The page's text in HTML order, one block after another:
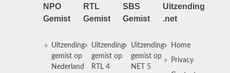
NPO
Gemist
Uitzending
gemist op
Nederland
RTL
Gemist
Uitzending
gemist op
RTL 4
SBS
Gemist
Uitzending
gemist op
NET 5
Uitzending
.net
Home
Privacy